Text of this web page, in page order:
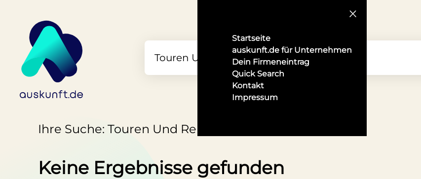
Startseite
auskunft.de für Unternehmen
Dein Firmeneintrag
Quick Search
Kontakt
Impressum
Ihre Suche: Touren Und Reiseanbieter in Pforzheim
Keine Ergebnisse gefunden